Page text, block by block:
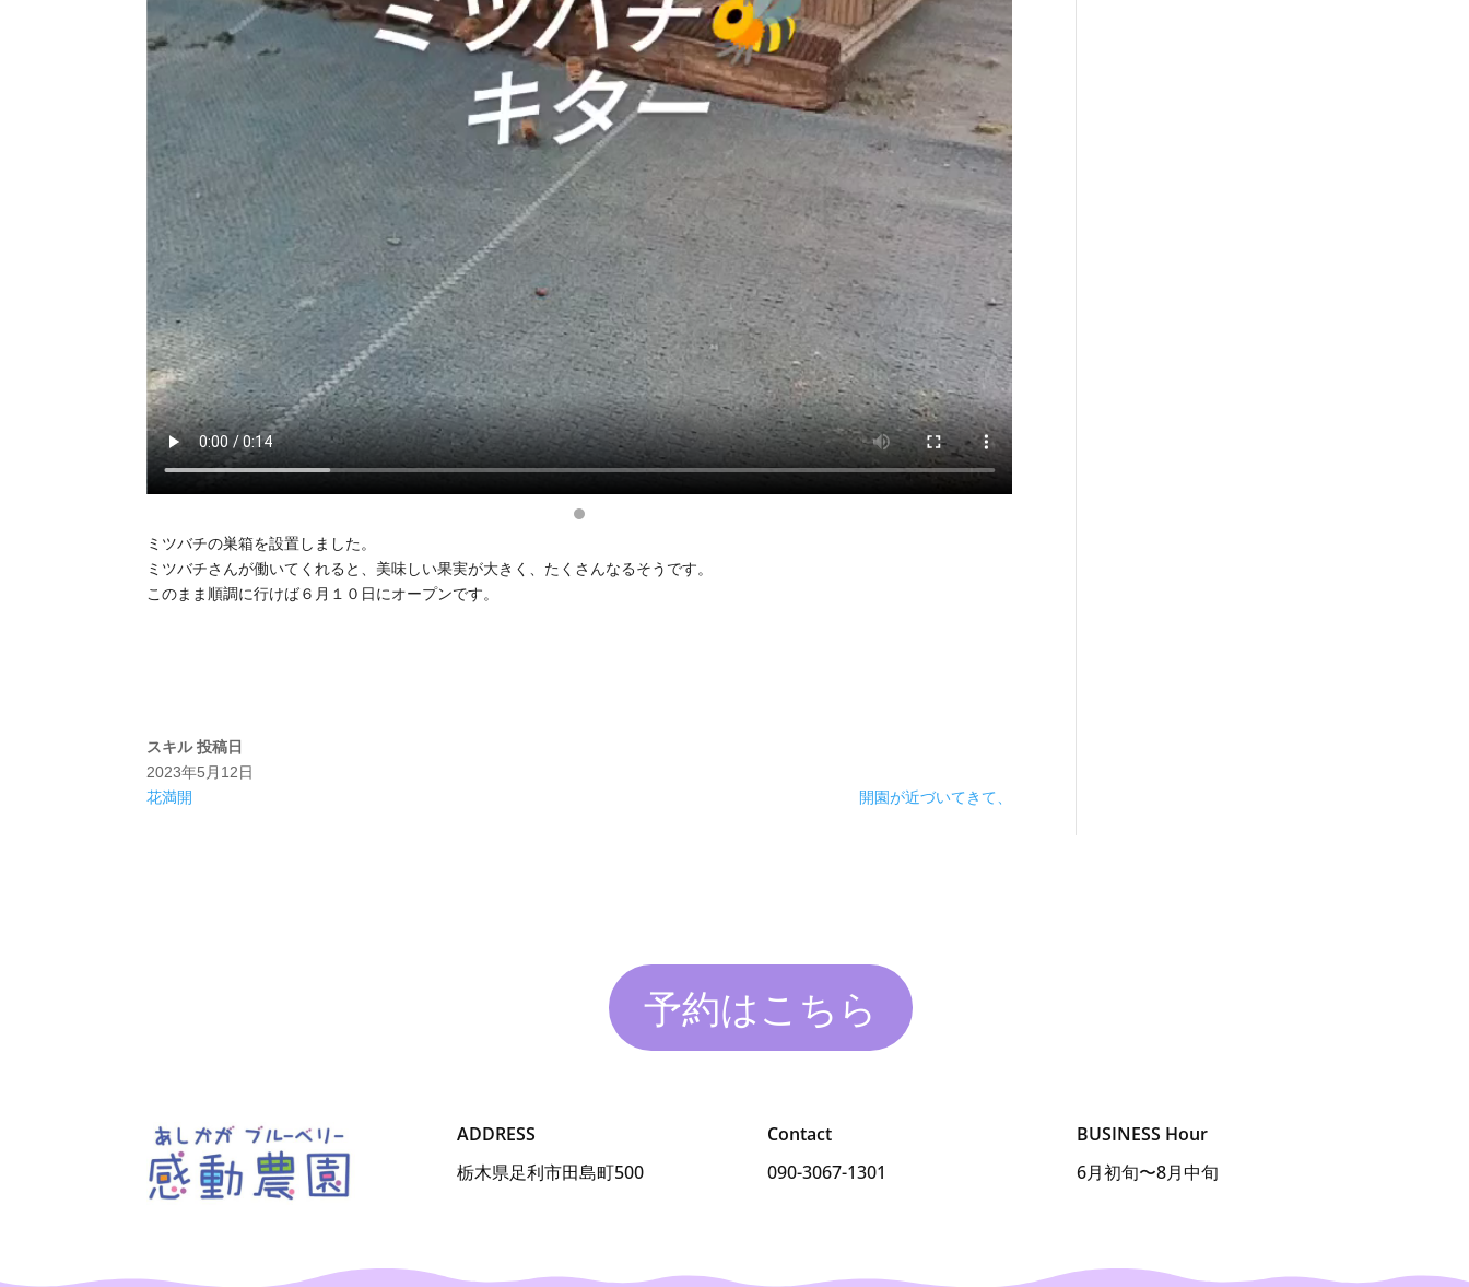
ミツバチの巣箱を設置しました。
ミツバチさんが働いてくれると、美味しい果実が大きく、たくさんなるそうです。
このまま順調に行けば６月１０日にオープンです。
スキル 投稿日
2023年5月12日
花満開
開園が近づいてきて、
予約はこちら
ADDRESS
栃木県足利市田島町500
Contact
090-3067-1301
BUSINESS Hour
6月初旬〜8月中旬